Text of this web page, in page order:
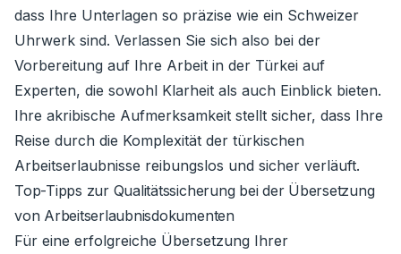
dass Ihre Unterlagen so präzise wie ein Schweizer
Uhrwerk sind. Verlassen Sie sich also bei der
Vorbereitung auf Ihre Arbeit in der Türkei auf
Experten, die sowohl Klarheit als auch Einblick bieten.
Ihre akribische Aufmerksamkeit stellt sicher, dass Ihre
Reise durch die Komplexität der türkischen
Arbeitserlaubnisse reibungslos und sicher verläuft.
Top-Tipps zur Qualitätssicherung bei der Übersetzung
von Arbeitserlaubnisdokumenten
Für eine erfolgreiche Übersetzung Ihrer